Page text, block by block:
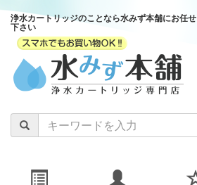
浄水カートリッジのことなら水みず本舗にお任せ
下さい